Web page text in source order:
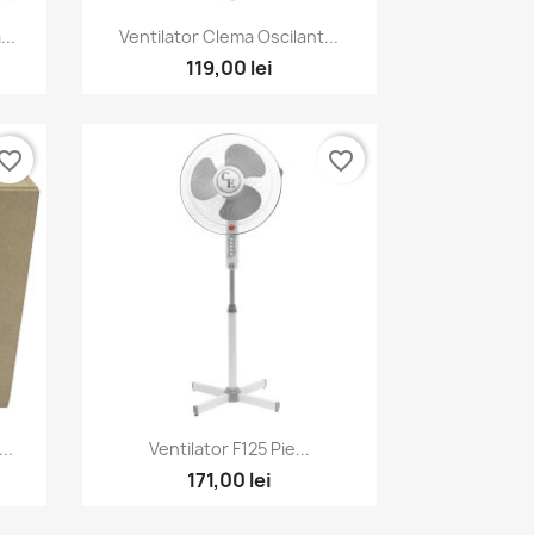
Vizualizare rapida
Ventilator Clema Oscilant...
119,00 lei
Vizualizare rapida
Ventilator F125 Pie...
171,00 lei
favorite_border